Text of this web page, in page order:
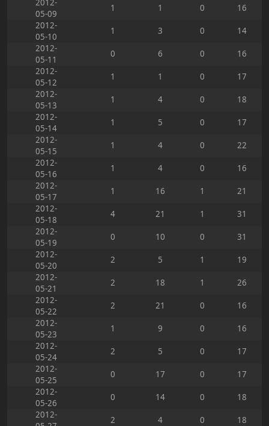
2012-
05-09
1 1 0
16
2012-
05-10
1 3 0
14
2012-
05-11
0 6 0
16
2012-
05-12
1 1 0
17
2012-
05-13
1 4 0
18
2012-
05-14
1 5 0
17
2012-
05-15
1 4 0
22
2012-
05-16
1 4 0
16
2012-
05-17
1 16 1
21
2012-
05-18
4 21 1
31
2012-
05-19
0 10 0
31
2012-
05-20
2 5 1
19
2012-
05-21
2 18 1
26
2012-
05-22
2 21 0
16
2012-
05-23
1 9 0
16
2012-
05-24
2 5 0
17
2012-
05-25
0 17 0
17
2012-
05-26
0 14 0
18
2012-
2 4 0
18